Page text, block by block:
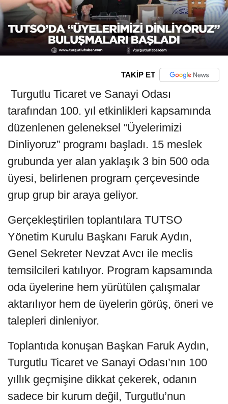
TAKİP ET
Turgutlu Ticaret ve Sanayi Odası
tarafından 100. yıl etkinlikleri kapsamında
düzenlenen geleneksel “Üyelerimizi
Dinliyoruz” programı başladı. 15 meslek
grubunda yer alan yaklaşık 3 bin 500 oda
üyesi, belirlenen program çerçevesinde
grup grup bir araya geliyor.
Gerçekleştirilen toplantılara TUTSO
Yönetim Kurulu Başkanı Faruk Aydın,
Genel Sekreter Nevzat Avcı ile meclis
temsilcileri katılıyor. Program kapsamında
oda üyelerine hem yürütülen çalışmalar
aktarılıyor hem de üyelerin görüş, öneri ve
talepleri dinleniyor.
Toplantıda konuşan Başkan Faruk Aydın,
Turgutlu Ticaret ve Sanayi Odası’nın 100
yıllık geçmişine dikkat çekerek, odanın
sadece bir kurum değil, Turgutlu’nun